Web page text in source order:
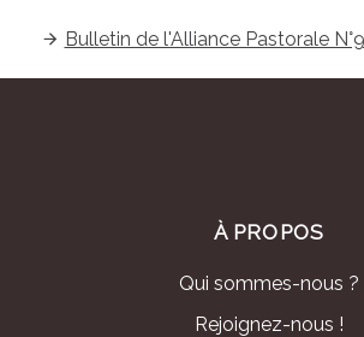
Bulletin de l'Alliance Pastorale
À PROPOS
Qui sommes-nous ?
Rejoignez-nous !